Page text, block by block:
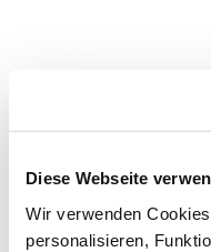
Diese Webseite
Wir verwenden
personalisieren,